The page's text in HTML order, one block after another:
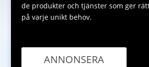
de produkter och tjänster som ger
på varje unikt behov.
ANNONSERA